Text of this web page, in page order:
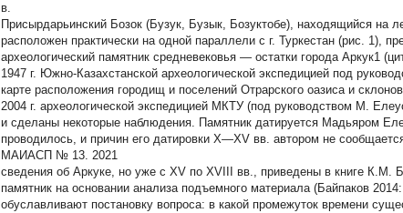
в.
Присырдарьинский Бозок (Бузук, Бузык, Бозуктобе), находящийся на
расположен практически на одной параллели с г. Туркестан (рис. 1),
археологический памятник средневековья — остатки города Аркук1
1947 г. Южно-Казахстанской археологической экспедицией под
карте расположения городищ и поселений Отрарского оазиса и
2004 г. археологической экспедицией МКТУ (под руководством М.
и сделаны некоторые наблюдения. Памятник датируется Мадьяром
проводилось, и причин его датировки X—XV вв. автором не
МАИАСП № 13. 2021
сведения об Аркуке, но уже с XV по XVIII вв., приведены в книге К.М.
памятник на основании анализа подъемного материала (Байпаков
обуславливают постановку вопроса: в какой промежуток времени